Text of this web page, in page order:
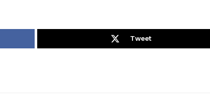
Tweet